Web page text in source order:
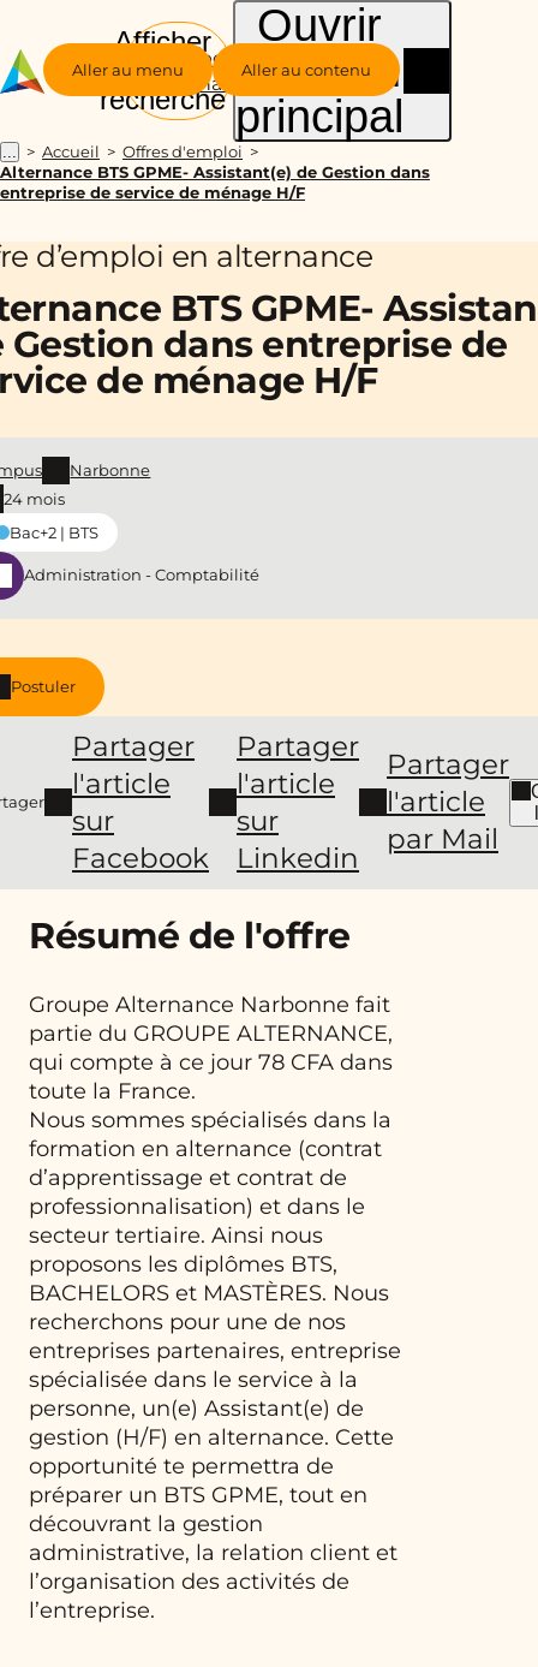
Aller au menu Aller au contenu
Groupe
Alternance
Afficher
la
recherche
Ouvrir
le menu
principal
... Accueil
Offres d'emploi
Alternance BTS GPME- Assistant(e) de Gestion dans
entreprise de service de ménage H/F
d’emploi en alternance
BTS GPME-
Gestion dans entreprise de
de ménage H/F
Postuler
Partager
l'article
sur
Facebook
Partager
l'article
sur
Linkedin
Partager
l'article
par Mail
Narbonne
24 mois
Bac+2 | BTS
Administration - Comptabilité
Résumé de l'offre
Groupe Alternance Narbonne fait
partie du GROUPE ALTERNANCE,
qui compte à ce jour 78 CFA dans
toute la France.
Nous sommes spécialisés dans la
formation en alternance (contrat
d’apprentissage et contrat de
professionnalisation) et dans le
secteur tertiaire. Ainsi nous
proposons les diplômes BTS,
BACHELORS et MASTÈRES. Nous
recherchons pour une de nos
entreprises partenaires, entreprise
spécialisée dans le service à la
personne, un(e) Assistant(e) de
gestion (H/F) en alternance. Cette
opportunité te permettra de
préparer un BTS GPME, tout en
découvrant la gestion
administrative, la relation client et
l’organisation des activités de
l’entreprise.